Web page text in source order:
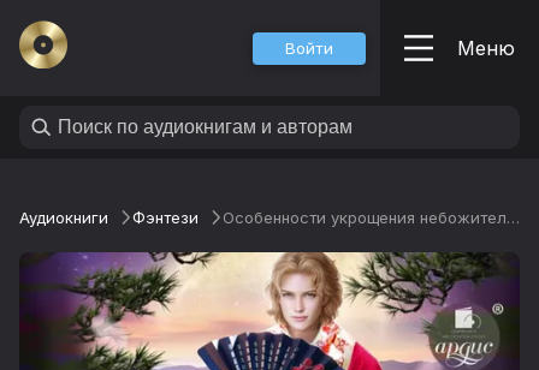
Войти Меню
Аудиокниги Фэнтези Особенности укрощения небожителей